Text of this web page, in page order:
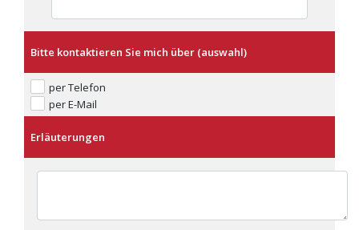
Bitte kontaktieren Sie mich über (auswahl)
per Telefon
per E-Mail
Erläuterungen